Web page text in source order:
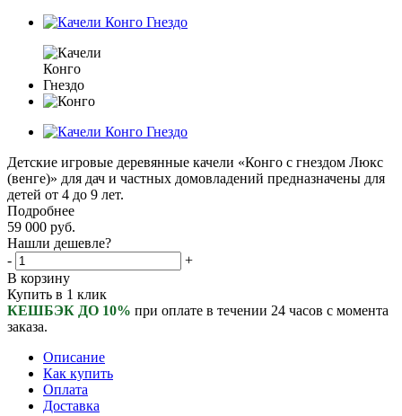
Детские игровые деревянные качели «Конго с гнездом Люкс
(венге)» для дач и частных домовладений предназначены для
детей от 4 до 9 лет.
Подробнее
59 000 руб.
Нашли дешевле?
-
+
В корзину
Купить в 1 клик
КЕШБЭК ДО 10% при оплате в течении 24 часов с момента
заказа.
Описание
Как купить
Оплата
Доставка